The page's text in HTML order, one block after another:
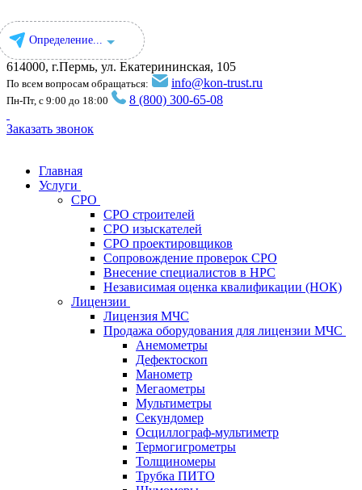
Определение...
614000, г.Пермь, ул. ​Екатерининская, 105
По всем вопросам обращаться: info@kon-trust.ru
Пн-Пт, с 9:00 до 18:00 8 (800) 300-65-08
Заказать звонок
Главная
Услуги
СРО
СРО строителей
СРО изыскателей
СРО проектировщиков
Сопровождение проверок СРО
Внесение специалистов в НРС
Независимая оценка квалификации (НОК)
Лицензии
Лицензия МЧС
Продажа оборудования для лицензии МЧС
Анемометры
Дефектоскоп
Манометр
Мегаометры
Мультиметры
Секундомер
Осциллограф-мультиметр
Термогигрометры
Толщиномеры
Трубка ПИТО